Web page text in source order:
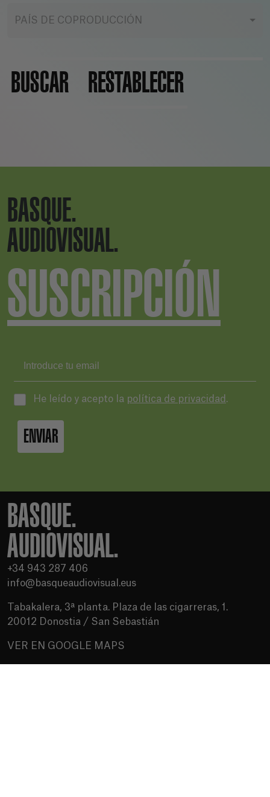
PAÍS DE COPRODUCCIÓN
BUSCAR RESTABLECER
BASQUE.
AUDIOVISUAL.
SUSCRIPCIÓN
He leído y acepto la política de privacidad .
ENVIAR
BASQUE.
AUDIOVISUAL.
+34 943 287 406
info@basqueaudiovisual.eus
Tabakalera, 3ª planta. Plaza de las cigarreras, 1.
20012 Donostia / San Sebastián
VER EN GOOGLE MAPS